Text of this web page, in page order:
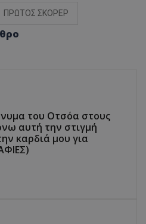
ΠΡΩΤΟΣ ΣΚΟΡΕΡ
του Οτσόα στους
αυτή την στιγμή
καρδιά μου για